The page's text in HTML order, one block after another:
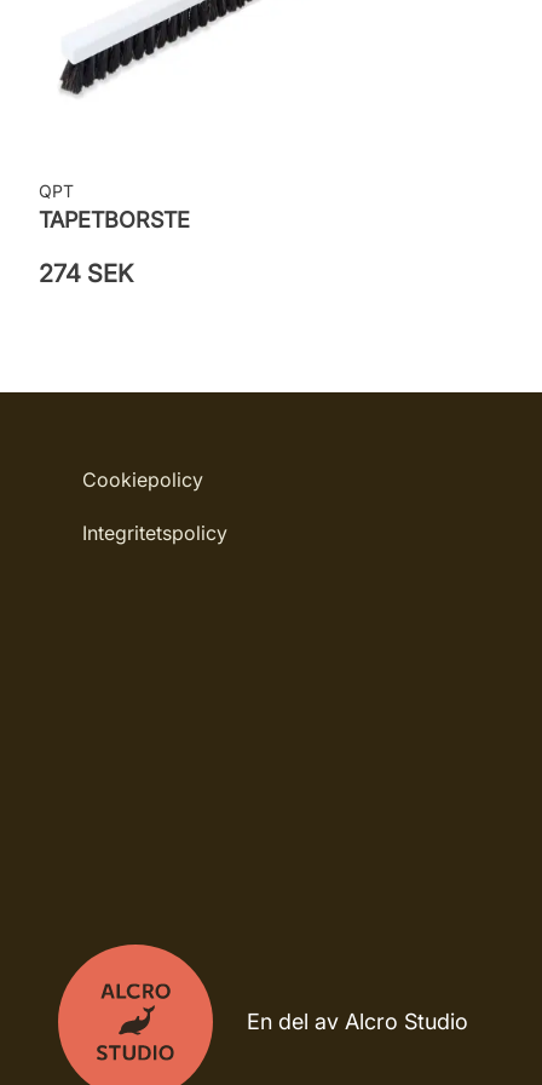
QPT
TAPETBORSTE
274 SEK
Cookiepolicy
Integritetspolicy
En del av Alcro Studio